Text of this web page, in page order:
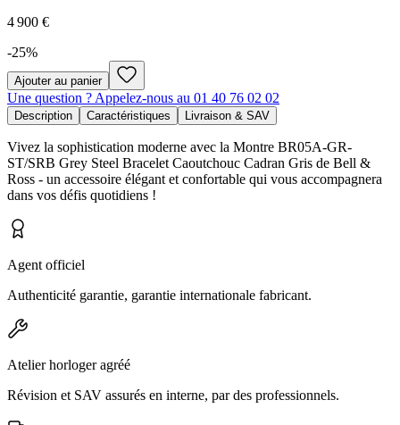
4 900 €
-25%
Ajouter au panier
Une question ? Appelez-nous au 01 40 76 02 02
Description Caractéristiques Livraison & SAV
Vivez la sophistication moderne avec la Montre BR05A-GR-
ST/SRB Grey Steel Bracelet Caoutchouc Cadran Gris de Bell &
Ross - un accessoire élégant et confortable qui vous accompagnera
dans vos défis quotidiens !
Agent officiel
Authenticité garantie, garantie internationale fabricant.
Atelier horloger agréé
Révision et SAV assurés en interne, par des professionnels.